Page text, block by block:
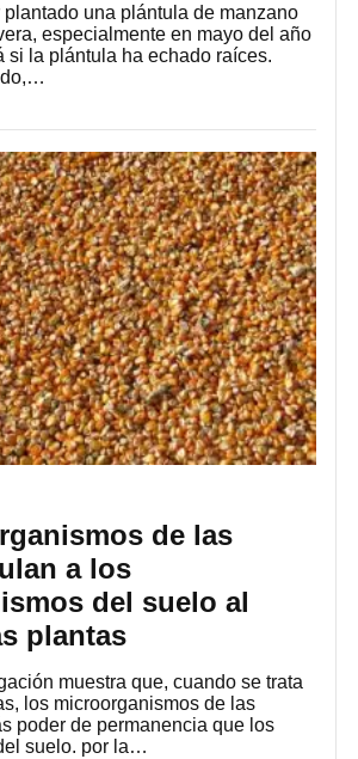
una plántula de manzano
especialmente en mayo del año
si la plántula ha echado raíces.
de las
a los
del suelo al
plantas
muestra que, cuando se trata
los microorganismos de las
poder de permanencia que los
suelo. por la…